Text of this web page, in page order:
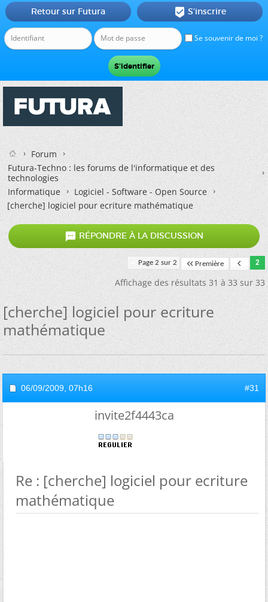
Se souvenir de moi ?
Retour sur Futura  S'inscrire
Forum
Futura-Techno : les forums de l'informatique et des
technologies
Informatique
Logiciel - Software - Open Source
[cherche] logiciel pour ecriture mathématique
 RÉPONDRE À LA DISCUSSION
Page 2 sur 2 Première 2
Affichage des résultats 31 à 33 sur 33
[cherche] logiciel pour ecriture
mathématique
06/09/2009, 07h16 #31
invite2f4443ca
Re : [cherche] logiciel pour ecriture
mathématique